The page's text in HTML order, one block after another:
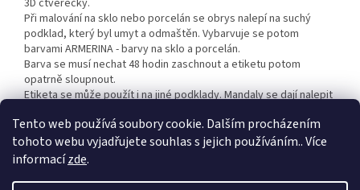
Tento web používá soubory cookie. Dalším procházením
tohoto webu vyjadřujete souhlas s jejich používáním.. Více
informacízde.
3D čtverečky.
Při malování na sklo nebo porcelán se obrys nalepí na suchý
podklad, který byl umyt a odmaštěn. Vybarvuje se potom
barvami ARMERINA - barvy na sklo a porcelán.
Barva se musí nechat 48 hodin zaschnout a etiketu potom
opatrně sloupnout.
Etiketa se může použít i na jiné podklady. Mandaly se dají nalepit